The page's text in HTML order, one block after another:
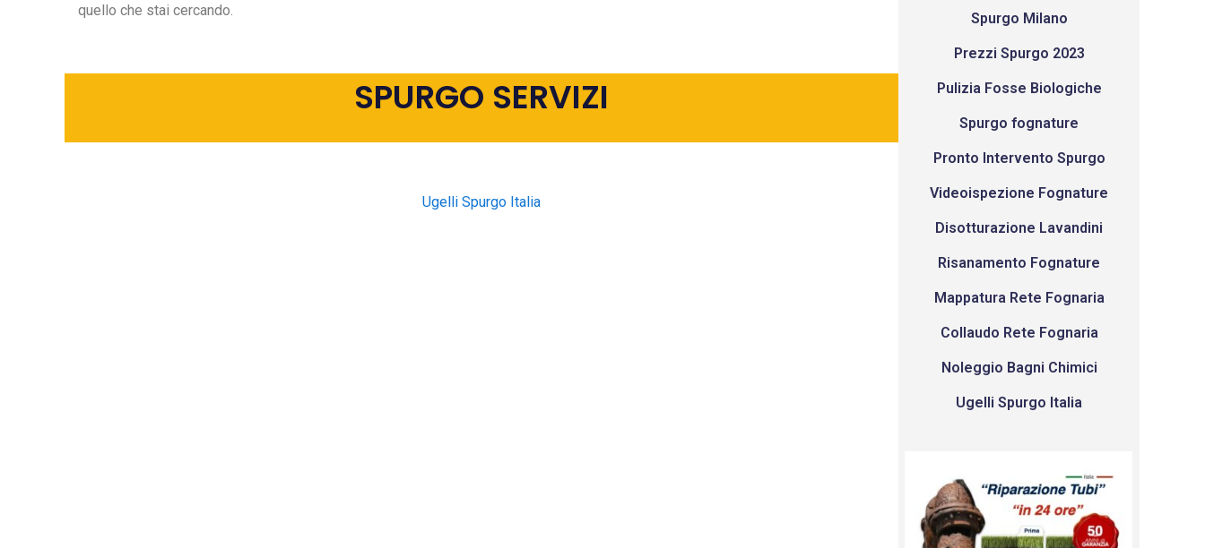
quello che stai cercando.
SPURGO SERVIZI
Ugelli Spurgo Italia
Spurgo Milano
Prezzi Spurgo 2023
Pulizia Fosse Biologiche
Spurgo fognature
Pronto Intervento Spurgo
Videoispezione Fognature
Disotturazione Lavandini
Risanamento Fognature
Mappatura Rete Fognaria
Collaudo Rete Fognaria
Noleggio Bagni Chimici
Ugelli Spurgo Italia